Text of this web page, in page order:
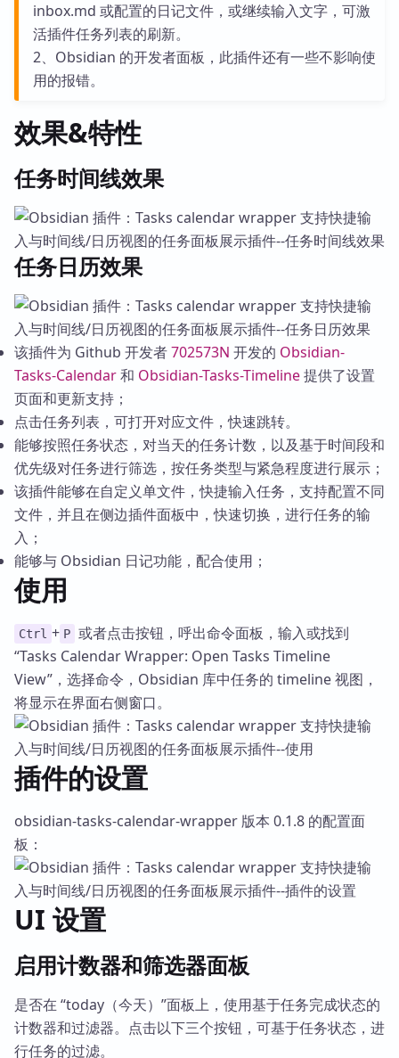
inbox.md 或配置的日记文件，或继续输入文字，可激
活插件任务列表的刷新。
2、Obsidian 的开发者面板，此插件还有一些不影响使
用的报错。
效果&特性
任务时间线效果
任务日历效果
该插件为 Github 开发者702573N 开发的 Obsidian-
Tasks-Calendar和 Obsidian-Tasks-Timeline提供了设置
页面和更新支持；
点击任务列表，可打开对应文件，快速跳转。
能够按照任务状态，对当天的任务计数，以及基于时间段和
优先级对任务进行筛选，按任务类型与紧急程度进行展示；
该插件能够在自定义单文件，快捷输入任务，支持配置不同
文件，并且在侧边插件面板中，快速切换，进行任务的输
入；
能够与 Obsidian 日记功能，配合使用；
使用
Ctrl + P 或者点击按钮，呼出命令面板，输入或找到
“Tasks Calendar Wrapper: Open Tasks Timeline
View”，选择命令，Obsidian 库中任务的 timeline 视图，
将显示在界面右侧窗口。
插件的设置
obsidian-tasks-calendar-wrapper 版本 0.1.8 的配置面
板：
UI 设置
启用计数器和筛选器面板
是否在 “today（今天）”面板上，使用基于任务完成状态的
计数器和过滤器。点击以下三个按钮，可基于任务状态，进
行任务的过滤。